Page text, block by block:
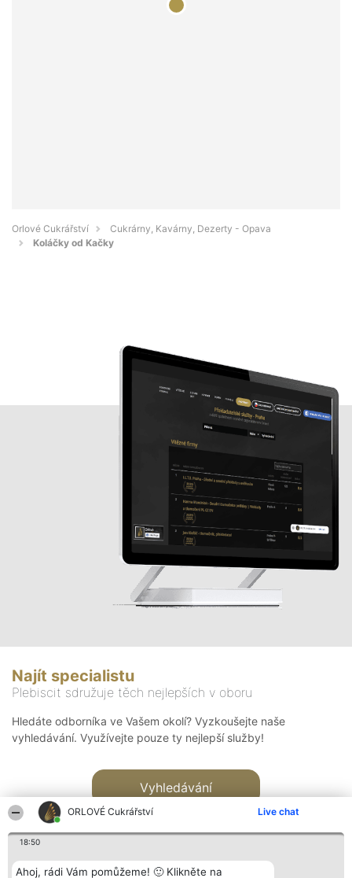
ORLOVÉ Cukrářství Live chat
18:50
Ahoj, rádi Vám pomůžeme! 🙂 Klikněte na
Orlové Cukrářství
Cukrárny, Kavárny, Dezerty - Opava
Koláčky od Kačky
Najít specialistu
Plebiscit sdružuje těch nejlepších v oboru
Hledáte odborníka ve Vašem okolí? Vyzkoušejte naše
vyhledávání. Využívejte pouze ty nejlepší služby!
Vyhledávání